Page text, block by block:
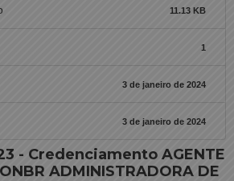
11.13 KB
1
3 de janeiro de 2024
3 de janeiro de 2024
- Credenciamento AGENTE
ADMINISTRADORA DE